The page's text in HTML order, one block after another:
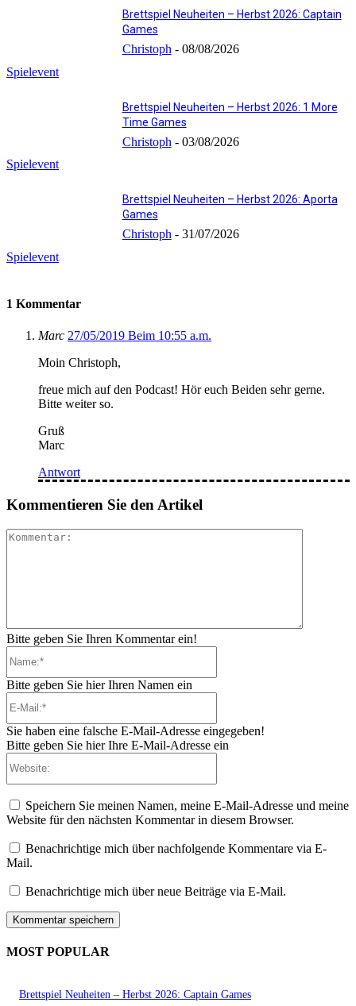
Spielevent
Brettspiel Neuheiten – Herbst 2026: Captain
Games
Christoph - 08/08/2026
Spielevent
Brettspiel Neuheiten – Herbst 2026: 1 More
Time Games
Christoph - 03/08/2026
Spielevent
Brettspiel Neuheiten – Herbst 2026: Aporta
Games
Christoph - 31/07/2026
1 Kommentar
Marc 27/05/2019 Beim 10:55 a.m.
Moin Christoph,
freue mich auf den Podcast! Hör euch Beiden sehr gerne.
Bitte weiter so.
Gruß
Marc
Antwort
Kommentieren Sie den Artikel
Bitte geben Sie Ihren Kommentar ein!
Bitte geben Sie hier Ihren Namen ein
Sie haben eine falsche E-Mail-Adresse eingegeben!
Bitte geben Sie hier Ihre E-Mail-Adresse ein
Speichern Sie meinen Namen, meine E-Mail-Adresse und meine
Website für den nächsten Kommentar in diesem Browser.
Benachrichtige mich über nachfolgende Kommentare via E-
Mail.
Benachrichtige mich über neue Beiträge via E-Mail.
MOST POPULAR
Brettspiel Neuheiten – Herbst 2026: Captain Games